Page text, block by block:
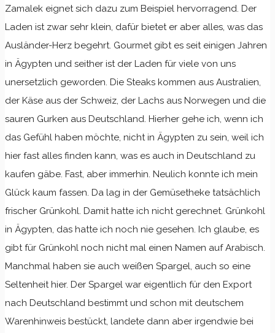
Zamalek eignet sich dazu zum Beispiel hervorragend. Der
Laden ist zwar sehr klein, dafür bietet er aber alles, was das
Ausländer-Herz begehrt. Gourmet gibt es seit einigen Jahren
in Ägypten und seither ist der Laden für viele von uns
unersetzlich geworden. Die Steaks kommen aus Australien,
der Käse aus der Schweiz, der Lachs aus Norwegen und die
sauren Gurken aus Deutschland. Hierher gehe ich, wenn ich
das Gefühl haben möchte, nicht in Ägypten zu sein, weil ich
hier fast alles finden kann, was es auch in Deutschland zu
kaufen gäbe. Fast, aber immerhin. Neulich konnte ich mein
Glück kaum fassen. Da lag in der Gemüsetheke tatsächlich
frischer Grünkohl. Damit hatte ich nicht gerechnet. Grünkohl
in Ägypten, das hatte ich noch nie gesehen. Ich glaube, es
gibt für Grünkohl noch nicht mal einen Namen auf Arabisch.
Manchmal haben sie auch weißen Spargel, auch so eine
Seltenheit hier. Der Spargel war eigentlich für den Export
nach Deutschland bestimmt und schon mit deutschem
Warenhinweis bestückt, landete dann aber irgendwie bei